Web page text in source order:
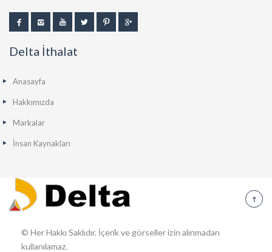
Delta İthalat
Anasayfa
Hakkımızda
Markalar
İnsan Kaynakları
© Her Hakkı Saklıdır. İçerik ve görseller izin alınmadan
kullanılamaz.